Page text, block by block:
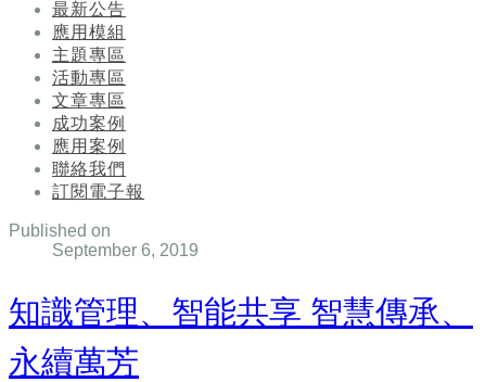
最新公告
應用模組
主題專區
活動專區
文章專區
成功案例
應用案例
聯絡我們
訂閱電子報
Published on
September 6, 2019
知識管理、智能共享 智慧傳承、
永續萬芳